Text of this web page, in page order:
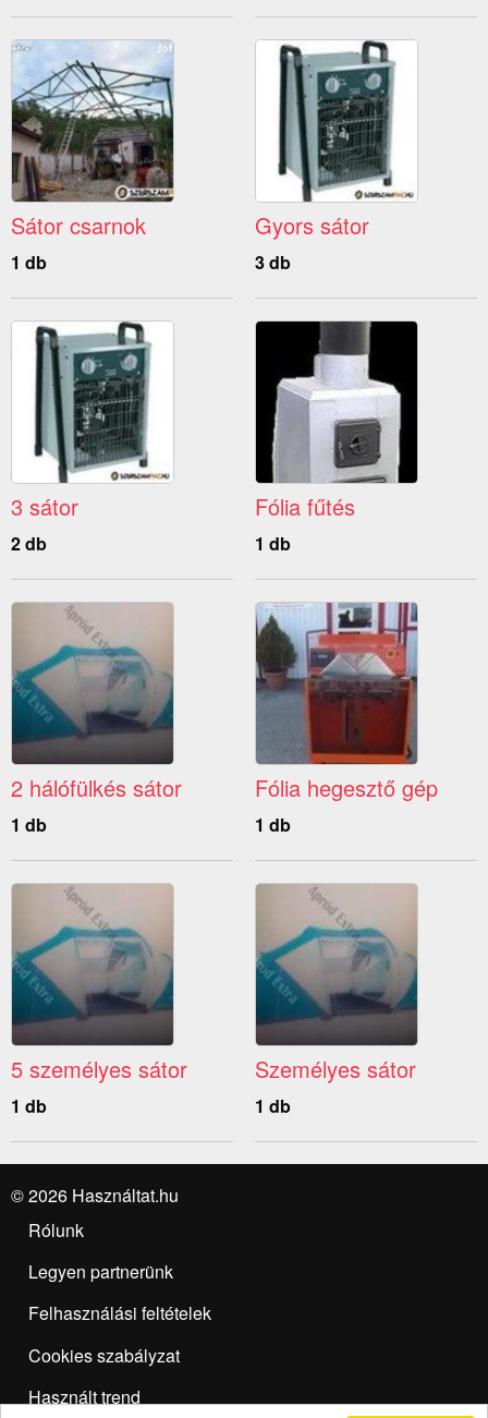
Sátor csarnok
1 db
Gyors sátor
3 db
3 sátor
2 db
Fólia fűtés
1 db
2 hálófülkés sátor
1 db
Fólia hegesztő gép
1 db
5 személyes sátor
1 db
Személyes sátor
1 db
© 2026 Használtat.hu
Rólunk
Legyen partnerünk
Felhasználási feltételek
Cookies szabályzat
Használt trend